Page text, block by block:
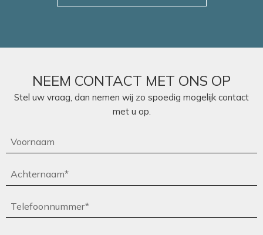
NEEM CONTACT MET ONS OP
Stel uw vraag, dan nemen wij zo spoedig mogelijk contact
met u op.